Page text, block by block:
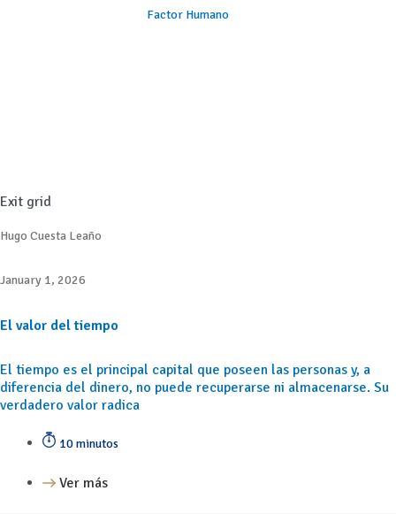
Factor Humano
Exit grid
Hugo Cuesta Leaño
January 1, 2026
El valor del tiempo
El tiempo es el principal capital que poseen las personas y, a
diferencia del dinero, no puede recuperarse ni almacenarse. Su
verdadero valor radica
10 minutos
Ver más